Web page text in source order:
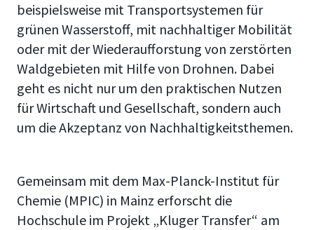
beispielsweise mit Transportsystemen für
grünen Wasserstoff, mit nachhaltiger Mobilität
oder mit der Wiederaufforstung von zerstörten
Waldgebieten mit Hilfe von Drohnen. Dabei
geht es nicht nur um den praktischen Nutzen
für Wirtschaft und Gesellschaft, sondern auch
um die Akzeptanz von Nachhaltigkeitsthemen.
Gemeinsam mit dem Max-Planck-Institut für
Chemie (MPIC) in Mainz erforscht die
Hochschule im Projekt „Kluger Transfer“ am